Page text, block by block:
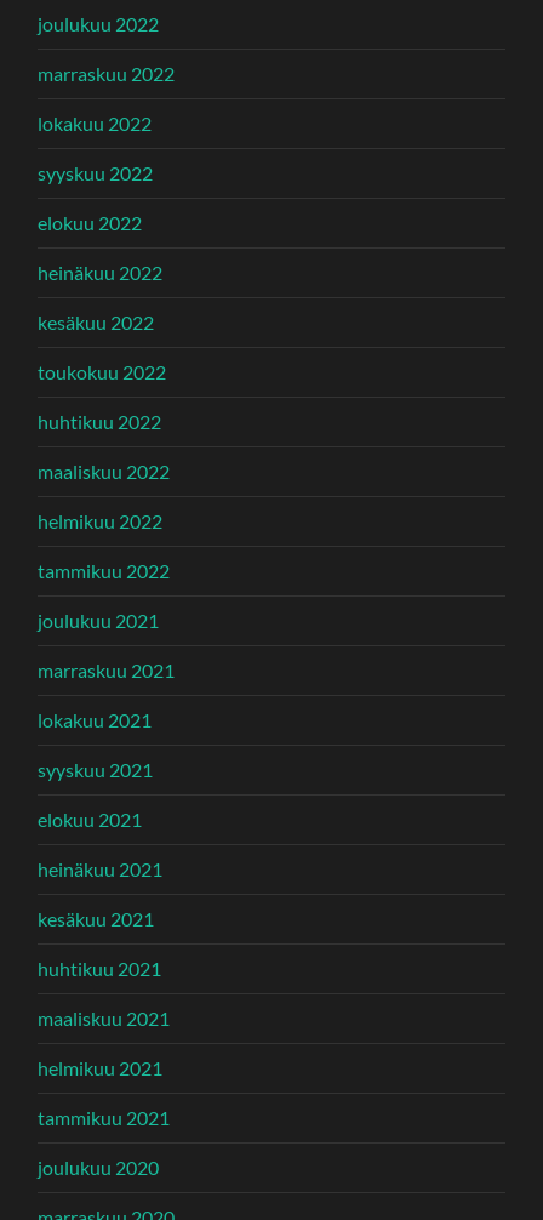
joulukuu 2022
marraskuu 2022
lokakuu 2022
syyskuu 2022
elokuu 2022
heinäkuu 2022
kesäkuu 2022
toukokuu 2022
huhtikuu 2022
maaliskuu 2022
helmikuu 2022
tammikuu 2022
joulukuu 2021
marraskuu 2021
lokakuu 2021
syyskuu 2021
elokuu 2021
heinäkuu 2021
kesäkuu 2021
huhtikuu 2021
maaliskuu 2021
helmikuu 2021
tammikuu 2021
joulukuu 2020